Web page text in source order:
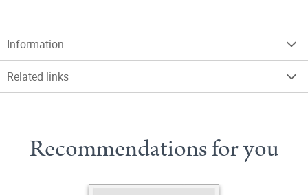
Information
Related links
Recommendations for you